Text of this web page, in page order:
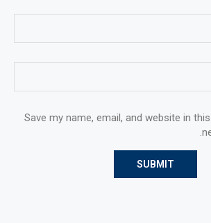
Save my name, email, and website in